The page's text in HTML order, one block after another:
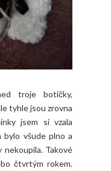
troje botičky,
tyhle jsou zrovna
jsem si vzala
bylo všude plno a
nekoupila. Takové
čtvrtým rokem.